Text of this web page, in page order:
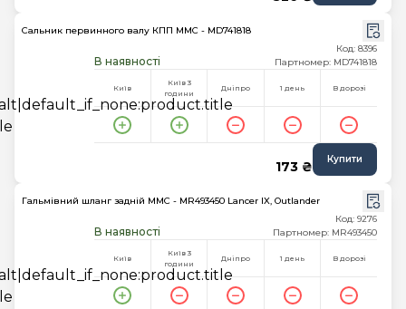
Сальник первинного валу КПП MMC - MD741818
В наявності
Код: 8396
Партномер: MD741818
Київ
Київ 3
години
Дніпро 1 день В дорозі
173 ₴ Купити
Гальмівний шланг задній MMC - MR493450 Lancer IX, Outlander
В наявності
Код: 9276
Партномер: MR493450
Київ
Київ 3
години
Дніпро 1 день В дорозі